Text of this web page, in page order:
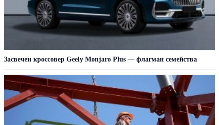
Засвечен кроссовер Geely Monjaro Plus — флагман семейства